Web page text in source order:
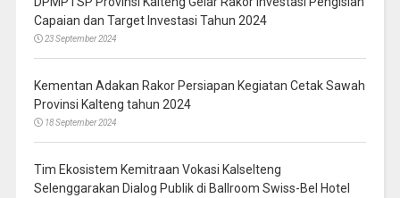
Capaian dan Target Investasi Tahun 2024
23 September 2024
Kementan Adakan Rakor Persiapan Kegiatan Cetak Sawah
Provinsi Kalteng tahun 2024
18 September 2024
Tim Ekosistem Kemitraan Vokasi Kalselteng
Selenggarakan Dialog Publik di Ballroom Swiss-Bel Hotel